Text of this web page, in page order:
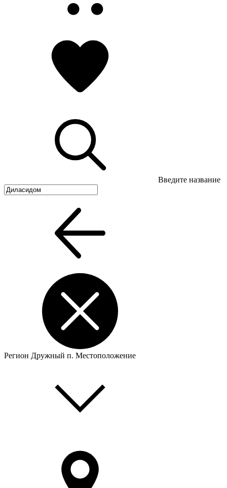
Введите название
Регион Дружный п. Местоположение